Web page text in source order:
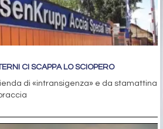
CI SCAPPA LO SCIOPERO
di «intransigenza» e da stamattina